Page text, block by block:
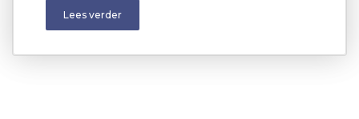
Lees verder